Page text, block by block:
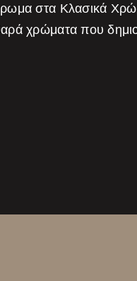
στα Κλασικά
χρώματα που